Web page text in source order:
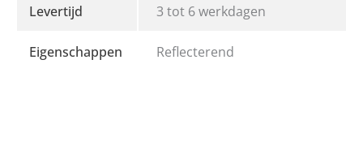
Levertijd 3 tot 6 werkdagen
Eigenschappen Reflecterend